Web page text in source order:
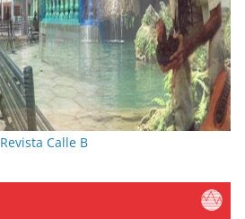
Revista Calle B